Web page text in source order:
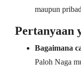
maupun
Pertanyaan
Bagaimana
Paloh Naga